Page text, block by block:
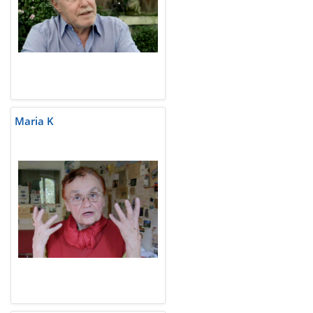
Maria K